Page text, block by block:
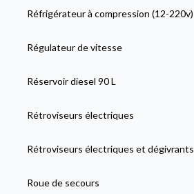
Réfrigérateur à compression (12-220v)
Régulateur de vitesse
Réservoir diesel 90 L
Rétroviseurs électriques
Rétroviseurs électriques et dégivrants
Roue de secours